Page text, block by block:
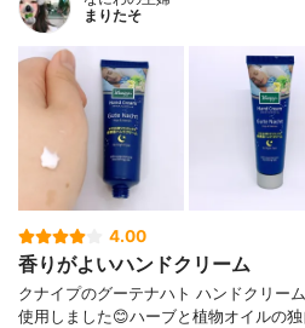
まりたそ
4.00
香りがよいハンドクリーム
クナイプのグーテナハト ハンドクリー
使用しました😊ハーブと植物オイルの